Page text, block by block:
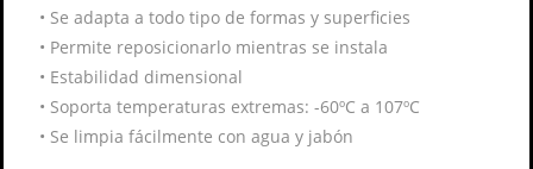
• Se adapta a todo tipo de formas y superficies
• Permite reposicionarlo mientras se instala
• Estabilidad dimensional
• Soporta temperaturas extremas: -60ºC a 107ºC
• Se limpia fácilmente con agua y jabón